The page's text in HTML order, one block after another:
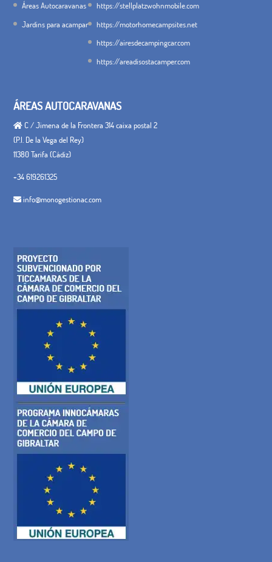
Áreas Autocaravanas
Jardins para acampar
https://stellplatzwohnmobile.com
https://motorhomecampsites.net
https://airesdecampingcar.com
https://areadisostacamper.com
ÁREAS AUTOCARAVANAS
C / Jimena de la Frontera 314 caixa postal 2
(P.I. De la Vega del Rey)
11380 Tarifa (Cádiz)
+34 619261325
info@monogestionac.com